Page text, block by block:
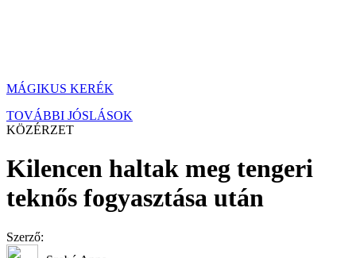
MÁGIKUS KERÉK
TOVÁBBI JÓSLÁSOK
KÖZÉRZET
Kilencen haltak meg tengeri
teknős fogyasztása után
Szerző: